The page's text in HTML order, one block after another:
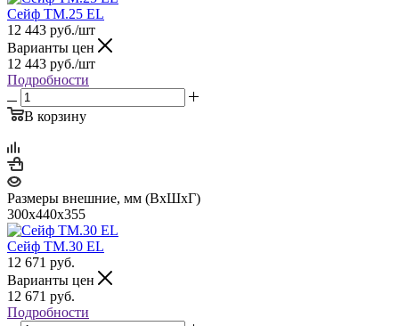
Сейф TM.25 EL
12 443 руб./шт
Варианты цен
12 443 руб./шт
Подробности
В корзину
Размеры внешние, мм (ВхШхГ)
300x440x355
Сейф TM.30 EL
12 671 руб.
Варианты цен
12 671 руб.
Подробности